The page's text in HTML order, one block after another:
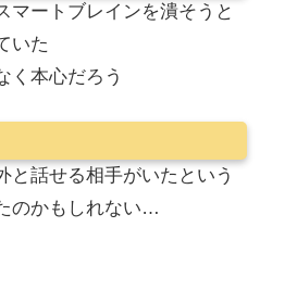
マートブレインを潰そうと
いた
く本心だろう
と話せる相手がいたという
のかもしれない…